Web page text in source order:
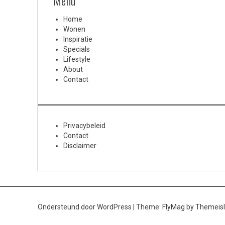
Home
Wonen
Inspiratie
Specials
Lifestyle
About
Contact
Privacybeleid
Contact
Disclaimer
Ondersteund door WordPress Theme: FlyMag by